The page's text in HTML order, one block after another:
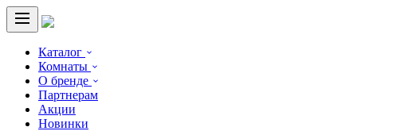
Каталог
Комнаты
О бренде
Партнерам
Акции
Новинки